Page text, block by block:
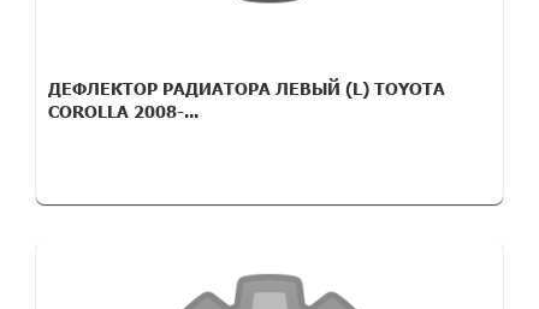
ДЕФЛЕКТОР РАДИАТОРА ЛЕВЫЙ (L) TOYOTA
COROLLA 2008-...